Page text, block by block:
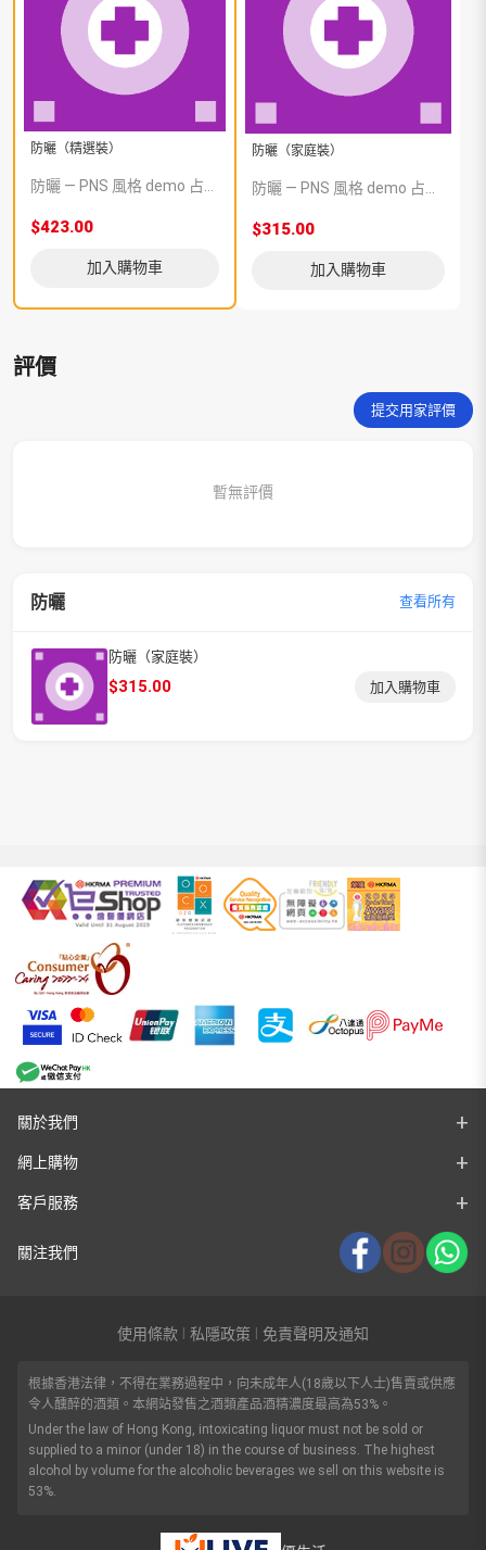
防曬（精選裝）
防曬 — PNS 風格 demo 占位商品，方便首頁與分類頁版位演示，上線前由業務替換為真實 SKU。
$423.00
加入購物車
防曬（家庭裝）
防曬 — PNS 風格 demo 占位商品，方便首頁與分類頁版位演示，上線前由業務替換為真實 SKU。
$315.00
加入購物車
評價
提交用家評價
暫無評價
防曬 查看所有
防曬（家庭裝）
$315.00 加入購物車
關於我們
網上購物
客戶服務
關注我們
使用條款 私隱政策 免責聲明及通知
根據香港法律，不得在業務過程中，向未成年人(18歲以下人士)售賣或供應
令人醺醉的酒類。本網站發售之酒類產品酒精濃度最高為53%。
Under the law of Hong Kong, intoxicating liquor must not be sold or
supplied to a minor (under 18) in the course of business. The highest
alcohol by volume for the alcoholic beverages we sell on this website is
53%.